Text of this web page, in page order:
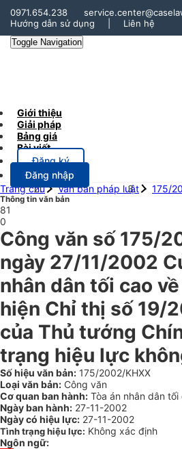
0971.654.238
Hướng dẫn sử dụng
Liên hệ
Toggle Navigation
Giới thiệu
Giải pháp
Bảng giá
Bài viết
Đăng ký
Đăng nhập
Trang chủ
Văn bản pháp luật 175/
Thông tin văn bản
81
0
Công văn số 175/
ngày 27/11/2002
nhân dân tối cao
hiện Chỉ thị số 19/
của Thủ tướng
trạng hiệu lực
Số hiệu văn bản: 175/2002/KHXX
Loại văn bản: Công văn
Cơ quan ban hành: Tòa án nhân dân tối
Ngày ban hành: 27-11-2002
Ngày có hiệu lực: 27-11-2002
Tình trạng hiệu lực: Không xác định
Ngôn ngữ: